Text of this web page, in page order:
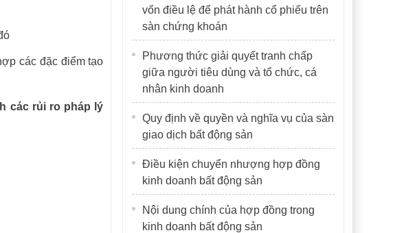
các đặc điểm tạo
các rủi ro pháp lý
vốn điều lệ để phát hành cổ phiếu trên
sàn chứng khoán
Phương thức giải quyết tranh chấp
giữa người tiêu dùng và tổ chức, cá
nhân kinh doanh
Quy định về quyền và nghĩa vụ của sàn
giao dịch bất động sản
Điều kiện chuyển nhượng hợp đồng
kinh doanh bất động sản
Nội dung chính của hợp đồng trong
kinh doanh bất động sản